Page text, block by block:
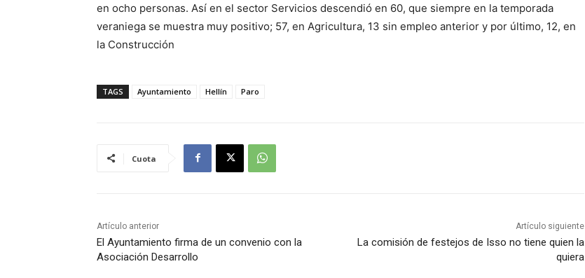
en ocho personas. Así en el sector Servicios descendió en 60, que siempre en la temporada
veraniega se muestra muy positivo; 57, en Agricultura, 13 sin empleo anterior y por último, 12, en
la Construcción
TAGS Ayuntamiento Hellín Paro
Cuota
Artículo anterior
El Ayuntamiento firma de un convenio con la
Asociación Desarrollo
Artículo siguiente
La comisión de festejos de Isso no tiene quien la
quiera